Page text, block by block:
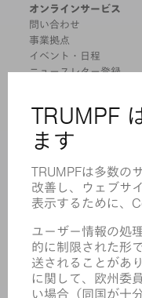
オンラインサービス
問い合わせ
事業拠点
イベント・日程
ニュースレター登録
製品
機械 & システム
レーザ
パワーエレクトロニクス
電気ツール
スマートファクトリー
サービス
アプリケーション
業界
企業
キャリア